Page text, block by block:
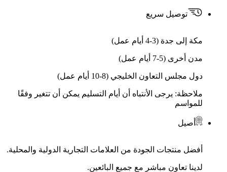
توصيل سريع
مكة إلى جدة (3-4 أيام عمل)
مدن أخرى (5-7 أيام عمل)
دول مجلس التعاون الخليجي (8-10 أيام عمل)
ملاحظة: يرجى الأنتباه أن أيام التسليم يمكن أن تتغير وفقًا
للمواسم
أصيل
أفضل منتجات الجودة من العلامات التجارية الدولية والمحلية.
لدينا تعاون مباشر مع جميع البائعين.